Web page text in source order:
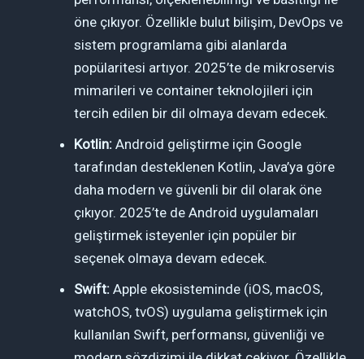
öne çıkıyor. Özellikle bulut bilişim, DevOps ve
sistem programlama gibi alanlarda
popülaritesi artıyor. 2025’te de mikroservis
mimarileri ve container teknolojileri için
tercih edilen bir dil olmaya devam edecek.
Kotlin: Android geliştirme için Google
tarafından desteklenen Kotlin, Java’ya göre
daha modern ve güvenli bir dil olarak öne
çıkıyor. 2025’te de Android uygulamaları
geliştirmek isteyenler için popüler bir
seçenek olmaya devam edecek.
Swift: Apple ekosisteminde (iOS, macOS,
watchOS, tvOS) uygulama geliştirmek için
kullanılan Swift, performansı, güvenliği ve